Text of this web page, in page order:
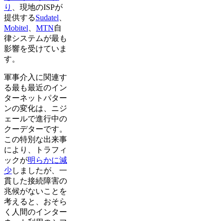
り
、現地のISPが
提供するSudatel
Mobitel
MTN自
律システムが最も
影響を受けていま
す。
軍事介入に関連す
る最も最近のイン
ターネットパター
ンの変化は、ニジ
ェールで進行中の
クーデターです。
この特別な出来事
により、トラフィ
ックが明らかに減
少しましたが、一
貫した接続障害の
兆候がないことを
考えると、おそら
く人間のインター